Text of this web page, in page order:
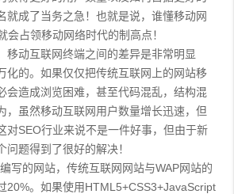
就成了当务之急！也就是说，谁懂移动网
会占领移动网络时代的制高点！
移动互联网终端之间的差异是非常明显
化的。如果仅仅把传统互联网上的网站移
会造成浏览困难，甚至代码混乱，结构混
，虽然移动互联网用户数量增长迅速，但
对SEO行业来说不是一件好事，但由于新
题得到了很好的解决！
写的网站，传统互联网网站与WAP网站的
20%。如果使用HTML5+CSS3+JavaScript